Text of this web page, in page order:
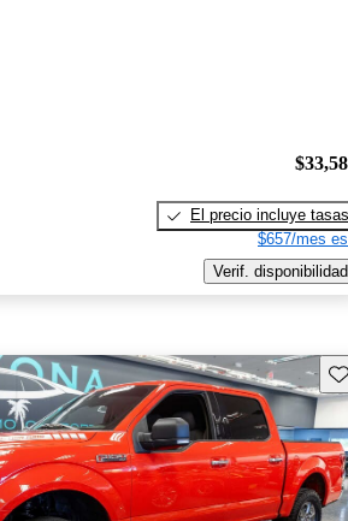
El precio incluye tasas
$657/mes
Verif. disponibilidad